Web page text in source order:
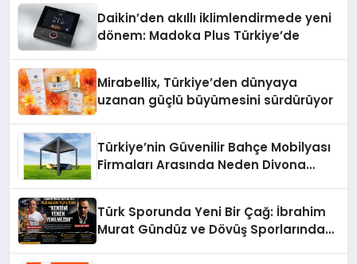
Daikin’den akıllı iklimlendirmede yeni
dönem: Madoka Plus Türkiye’de
Mirabellix, Türkiye’den dünyaya
uzanan güçlü büyümesini sürdürüyor
Türkiye’nin Güvenilir Bahçe Mobilyası
Firmaları Arasında Neden Divona
Türk Sporunda Yeni Bir Çağ: İbrahim
Murat Gündüz ve Dövüş Sporlarında